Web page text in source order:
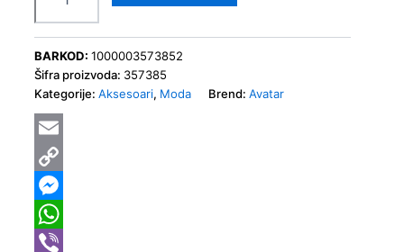
BARKOD: 1000003573852
Šifra proizvoda: 357385
Kategorije: Aksesoari, Moda Brend: Avatar
Email
Copy
Link
Messenger
WhatsApp